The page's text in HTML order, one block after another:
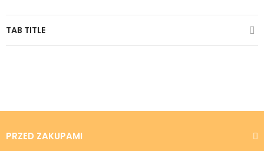
TAB TITLE
PRZED ZAKUPAMI